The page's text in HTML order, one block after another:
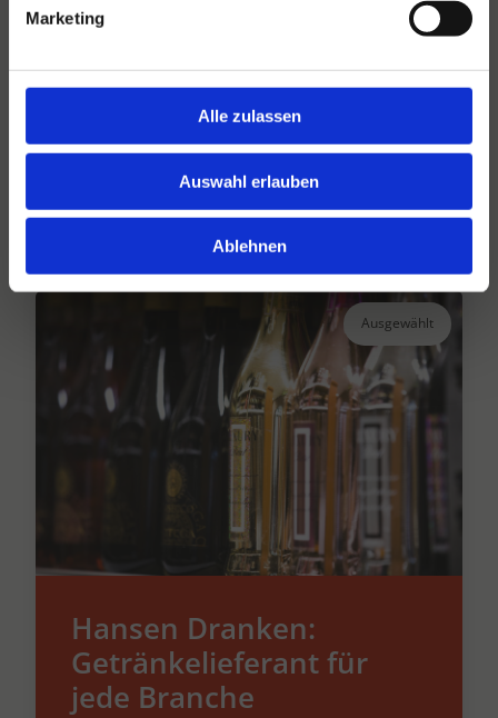
Marketing
Alle zulassen
Auswahl erlauben
Ablehnen
Ihr großer unabhängiger Getränkegroßhändler
seit über 75 Jahren.
Lesen Sie mehr
Ausgewählt
Hansen Dranken:
Getränkelieferant für
jede Branche